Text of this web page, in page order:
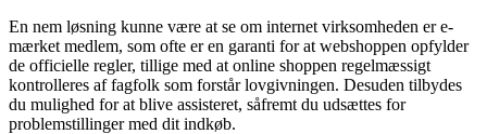
En nem løsning kunne være at se om internet virksomheden er e-
mærket medlem, som ofte er en garanti for at webshoppen opfylder
de officielle regler, tillige med at online shoppen regelmæssigt
kontrolleres af fagfolk som forstår lovgivningen. Desuden tilbydes
du mulighed for at blive assisteret, såfremt du udsættes for
problemstillinger med dit indkøb.